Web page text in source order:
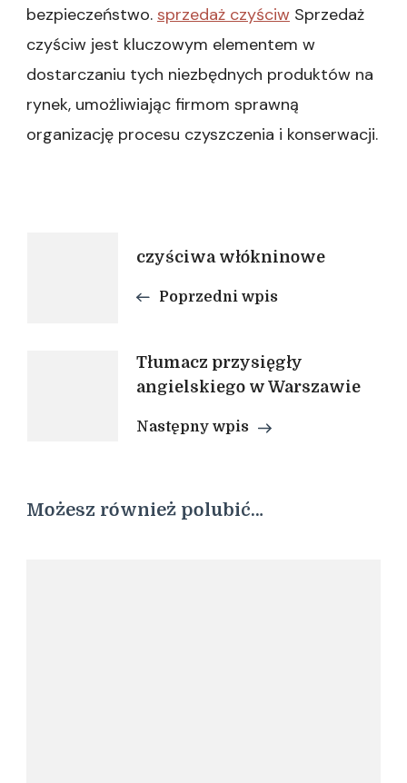
bezpieczeństwo. sprzedaż czyściw Sprzedaż
czyściw jest kluczowym elementem w
dostarczaniu tych niezbędnych produktów na
rynek, umożliwiając firmom sprawną
organizację procesu czyszczenia i konserwacji.
Nawigacja
wpisu
czyściwa włókninowe
Poprzedni wpis
Tłumacz przysięgły
angielskiego w Warszawie
Następny wpis
Możesz również polubić…